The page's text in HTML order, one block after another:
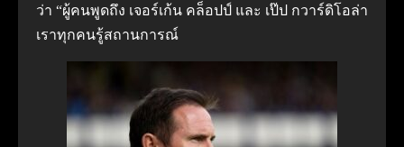
ว่า “ผู้คนพูดถึง เจอร์เก้น คล็อปป์ และ เป๊ป กวาร์ดิโอล่า
เราทุกคนรู้สถานการณ์